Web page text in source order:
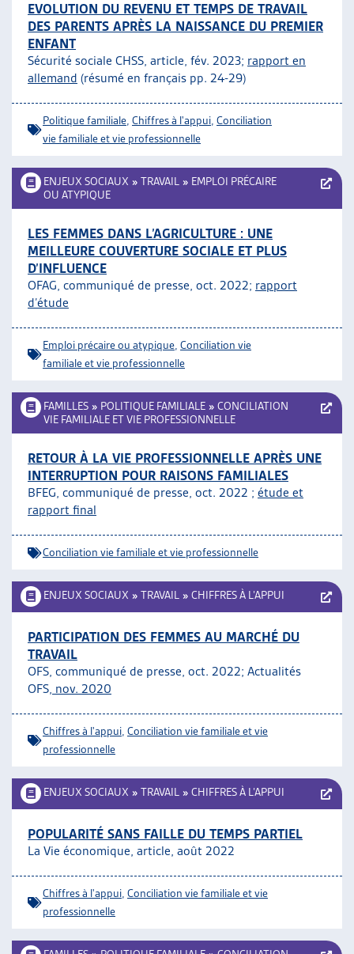
EVOLUTION DU REVENU ET TEMPS DE TRAVAIL
DES PARENTS APRÈS LA NAISSANCE DU PREMIER
ENFANT
Sécurité sociale CHSS, article, fév. 2023; rapport en
allemand (résumé en français pp. 24-29)
Politique familiale Chiffres à l'appui Conciliation
vie familiale et vie professionnelle
ENJEUX SOCIAUX » TRAVAIL » EMPLOI PRÉCAIRE
OU ATYPIQUE
LES FEMMES DANS L’AGRICULTURE : UNE
MEILLEURE COUVERTURE SOCIALE ET PLUS
D’INFLUENCE
OFAG, communiqué de presse, oct. 2022; rapport
d’étude
Emploi précaire ou atypique Conciliation vie
familiale et vie professionnelle
FAMILLES » POLITIQUE FAMILIALE » CONCILIATION
VIE FAMILIALE ET VIE PROFESSIONNELLE
RETOUR À LA VIE PROFESSIONNELLE APRÈS UNE
INTERRUPTION POUR RAISONS FAMILIALES
BFEG, communiqué de presse, oct. 2022 ; étude et
rapport final
Conciliation vie familiale et vie professionnelle
ENJEUX SOCIAUX » TRAVAIL » CHIFFRES À L’APPUI
PARTICIPATION DES FEMMES AU MARCHÉ DU
TRAVAIL
OFS, communiqué de presse, oct. 2022; Actualités
OFS, nov. 2020
Chiffres à l'appui Conciliation vie familiale et vie
professionnelle
ENJEUX SOCIAUX » TRAVAIL » CHIFFRES À L’APPUI
POPULARITÉ SANS FAILLE DU TEMPS PARTIEL
La Vie économique, article, août 2022
Chiffres à l'appui Conciliation vie familiale et vie
professionnelle